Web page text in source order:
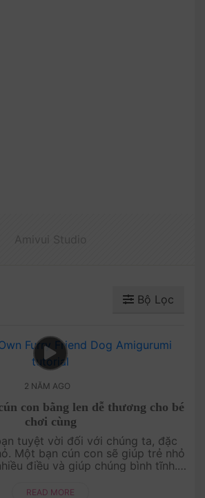
Bộ Lọc
2 NĂM AGO
con bằng len dễ thương cho bé
chơi cùng
tuyệt vời đối với chúng ta, đặc
Một bạn cún con sẽ giúp trẻ nhỏ
điều và giúp chúng bình tĩnh.
để làm người bạn....
READ MORE